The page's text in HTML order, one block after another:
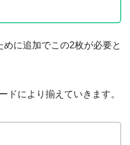
に追加でこの2枚が必要と
ドにより揃えていきます。